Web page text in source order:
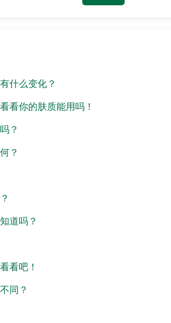
什么变化？
看你的肤质能用吗！
？
？
道吗？
看吧！
同？